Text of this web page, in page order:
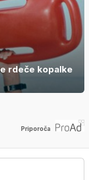
rdeče kopalke
Priporoča